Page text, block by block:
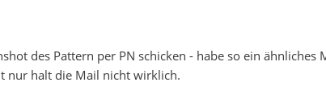
des Pattern per PN schicken - habe so ein
nur halt die Mail nicht wirklich.